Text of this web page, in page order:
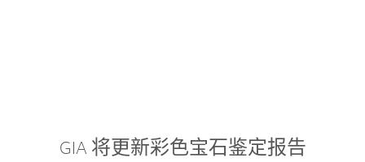
GIA 将更新彩色宝石鉴定报告